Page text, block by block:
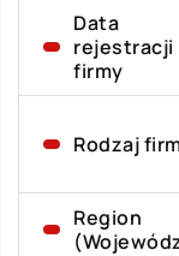
Data
rejestracji
firmy
Rodzaj
Region